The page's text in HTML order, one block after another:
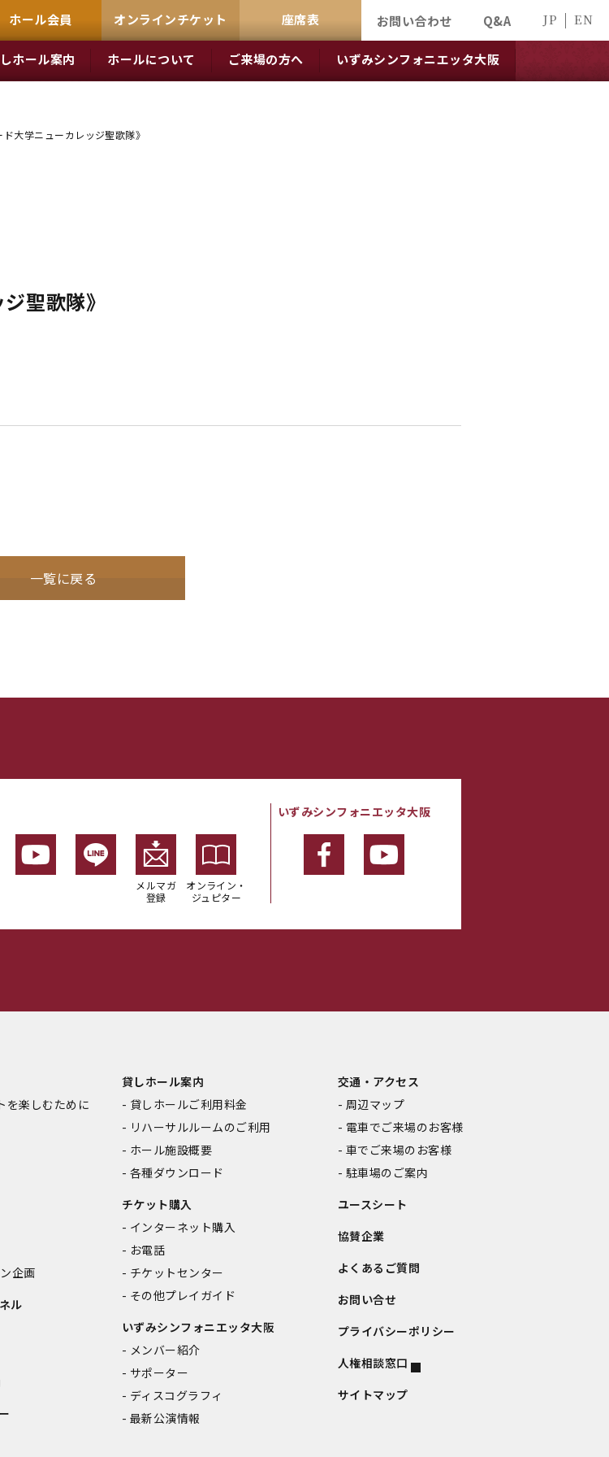
ホール会員 オンラインチケット 座席表 お問い合わせ Q&A JP EN
ホール案内 ホールについて ご来場の方へ いずみシンフォニエッタ大阪
大学ニューカレッジ聖歌隊》
聖歌隊》
一覧に戻る
メルマガ
登録
オンライン・
ジュピター
いずみシンフォニエッタ大阪
を楽しむために
企画
ル
貸しホール案内
貸しホールご利用料金
リハーサルルームのご利用
ホール施設概要
各種ダウンロード
チケット購入
インターネット購入
お電話
チケットセンター
その他プレイガイド
いずみシンフォニエッタ大阪
メンバー紹介
サポーター
ディスコグラフィ
最新公演情報
交通・アクセス
周辺マップ
電車でご来場のお客様
車でご来場のお客様
駐車場のご案内
ユースシート
協賛企業
よくあるご質問
お問い合せ
プライバシーポリシー
人権相談窓口
サイトマップ